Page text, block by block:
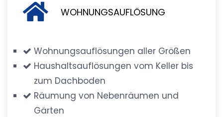
WOHNUNGSAUFLÖSUNG
Wohnungsauflösungen aller Größen
Haushaltsauflösungen vom Keller bis
zum Dachboden
Räumung von Nebenräumen und
Gärten